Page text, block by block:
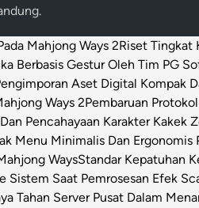
.
Mahjong Ways 2Riset Tingkat
Berbasis Gestur Oleh Tim PG
Aset Digital Kompak
Ways 2Pembaruan
Pencahayaan Karakter Kakek
Menu Minimalis Dan Ergonomis
WaysStandar Kepatuhan
Sistem Saat Pemrosesan Efek
Tahan Server Pusat Dalam